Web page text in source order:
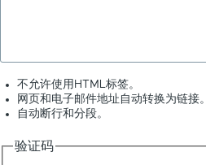
不允许使用HTML标签。
网页和电子邮件地址自动转换为链接。
自动断行和分段。
验证码